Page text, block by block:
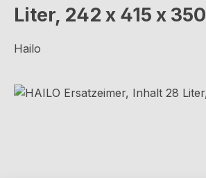
Liter, 242 x 415 x 350
Hailo
Bildergalerie überspringen